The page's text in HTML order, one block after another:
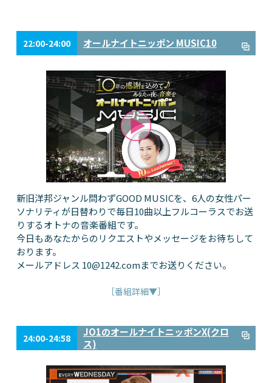
22:00-24:00 オールナイトニッポン MUSIC10
新旧洋邦ジャンル問わずGOOD MUSICを、6人の女性パー
ソナリティが日替わりで毎日10曲以上フルコーラスでお送
りするオトナの音楽番組です。
今日もあなたからのリクエストやメッセージをお待ちして
おります。
メールアドレス 10@1242.comまでお送りください。
［番組詳細▼］
24:00-24:58
JO1のオールナイトニッポンX(クロ
ス)